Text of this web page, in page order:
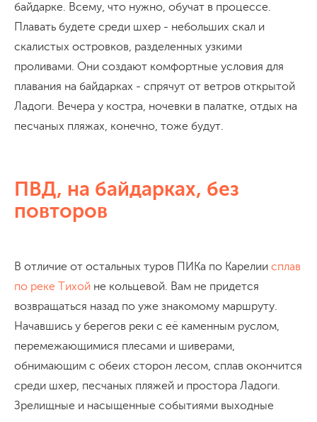
байдарке. Всему, что нужно, обучат в процессе.
Плавать будете среди шхер - небольших скал и
скалистых островков, разделенных узкими
проливами. Они создают комфортные условия для
плавания на байдарках - спрячут от ветров открытой
Ладоги. Вечера у костра, ночевки в палатке, отдых на
песчаных пляжах, конечно, тоже будут.
ПВД, на байдарках, без
повторов
В отличие от остальных туров ПИКа по Карелии сплав
по реке Тихой не кольцевой. Вам не придется
возвращаться назад по уже знакомому маршруту.
Начавшись у берегов реки с её каменным руслом,
перемежающимися плесами и шиверами,
обнимающим с обеих сторон лесом, сплав окончится
среди шхер, песчаных пляжей и простора Ладоги.
Зрелищные и насыщенные событиями выходные